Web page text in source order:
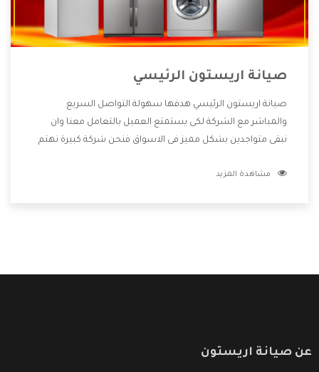
صيانة اريستون الرئيسي
صيانة اريستون الرئيسي هدفها سهولة التواصل السريع
والمباشر مع الشركة لكى يستمتع العميل بالتعامل معنا وان
نبقى متواجدين بشكل مميز فى الاسواق فنحن شركة كبيرة نهتم
الشركة بها والتى تكون منها خدمة الصيانة التى تكون من أهم
مشاهدة المزيد
عن صيانة اريستون